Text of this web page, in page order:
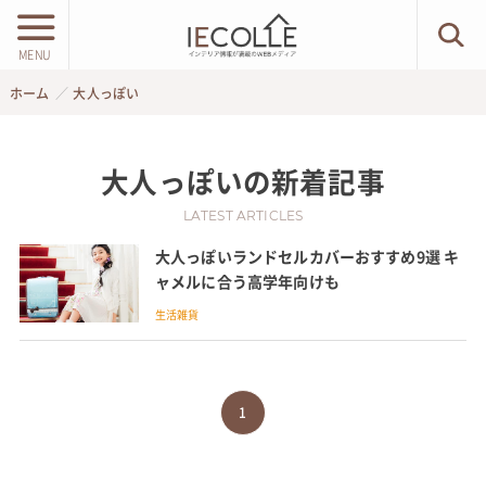
MENU
ホーム 大人っぽい
大人っぽいの新着記事
LATEST ARTICLES
大人っぽいランドセルカバーおすすめ9選 キ
ャメルに合う高学年向けも
生活雑貨
1